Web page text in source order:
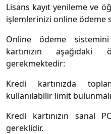
Lisans kayıt yenileme ve
işlemlerinizi online ödeme
Online ödeme
kartınızın
gerekmektedir:
Kredi kartınızda
kullanılabilir limit
Kredi kartınızın sanal
gereklidir.